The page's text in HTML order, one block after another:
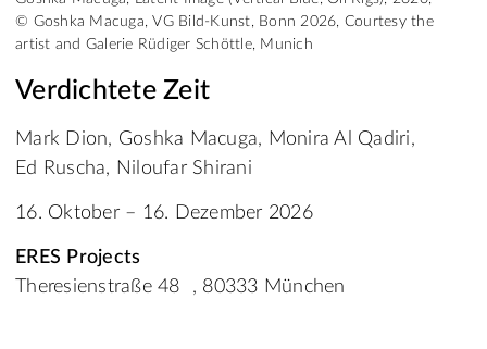
© Goshka Macuga, VG Bild-Kunst, Bonn 2026, Courtesy the
artist and Galerie Rüdiger Schöttle, Munich
Verdichtete Zeit
Mark Dion, Goshka Macuga, Monira Al Qadiri,
Ed Ruscha, Niloufar Shirani
16. Oktober – 16. Dezember 2026
ERES Projects
Theresienstraße 48 , 80333 München